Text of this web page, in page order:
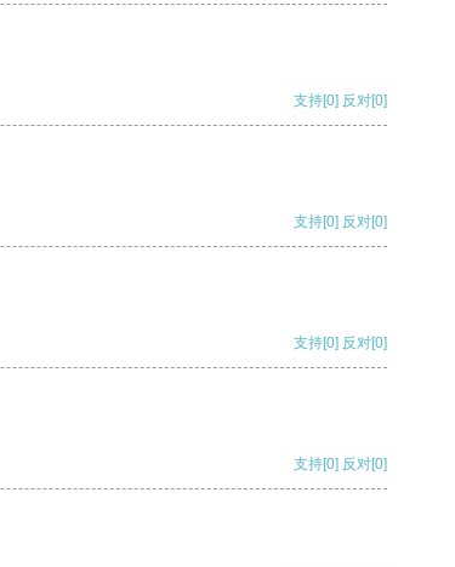
支持[0] 反对[0]
支持[0] 反对[0]
支持[0] 反对[0]
支持[0] 反对[0]